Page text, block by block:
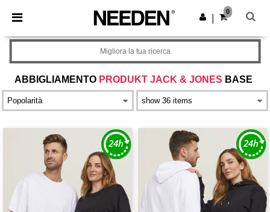
× App Needen
Prezzi migliori sull'app!
Scarica app
0
ABBIGLIAMENTO PRODUKT JACK & JONES BASE
Migliora la tua ricerca